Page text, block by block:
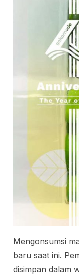
Mengonsumsi
baru saat ini.
disimpan dalam